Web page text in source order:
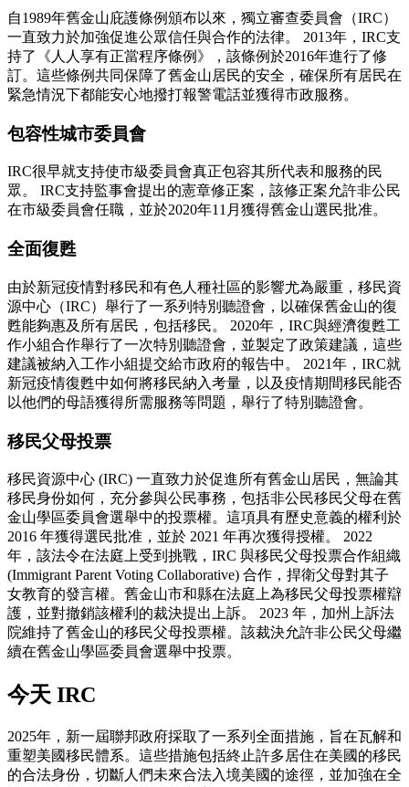
自1989年舊金山庇護條例頒布以來，獨立審查委員會（IRC）
一直致力於加強促進公眾信任與合作的法律。 2013年，IRC支
持了《人人享有正當程序條例》，該條例於2016年進行了修
訂。這些條例共同保障了舊金山居民的安全，確保所有居民在
緊急情況下都能安心地撥打報警電話並獲得市政服務。
包容性城市委員會
IRC很早就支持使市級委員會真正包容其所代表和服務的民
眾。 IRC支持監事會提出的憲章修正案，該修正案允許非公民
在市級委員會任職，並於2020年11月獲得舊金山選民批准。
全面復甦
由於新冠疫情對移民和有色人種社區的影響尤為嚴重，移民資
源中心（IRC）舉行了一系列特別聽證會，以確保舊金山的復
甦能夠惠及所有居民，包括移民。 2020年，IRC與經濟復甦工
作小組合作舉行了一次特別聽證會，並製定了政策建議，這些
建議被納入工作小組提交給市政府的報告中。 2021年，IRC就
新冠疫情復甦中如何將移民納入考量，以及疫情期間移民能否
以他們的母語獲得所需服務等問題，舉行了特別聽證會。
移民父母投票
移民資源中心 (IRC) 一直致力於促進所有舊金山居民，無論其
移民身份如何，充分參與公民事務，包括非公民移民父母在舊
金山學區委員會選舉中的投票權。這項具有歷史意義的權利於
2016 年獲得選民批准，並於 2021 年再次獲得授權。 2022
年，該法令在法庭上受到挑戰，IRC 與移民父母投票合作組織
(Immigrant Parent Voting Collaborative) 合作，捍衛父母對其子
女教育的發言權。舊金山市和縣在法庭上為移民父母投票權辯
護，並對撤銷該權利的裁決提出上訴。 2023 年，加州上訴法
院維持了舊金山的移民父母投票權。該裁決允許非公民父母繼
續在舊金山學區委員會選舉中投票。
今天 IRC
2025年，新一屆聯邦政府採取了一系列全面措施，旨在瓦解和
重塑美國移民體系。這些措施包括終止許多居住在美國的移民
的合法身份，切斷人們未來合法入境美國的途徑，並加強在全